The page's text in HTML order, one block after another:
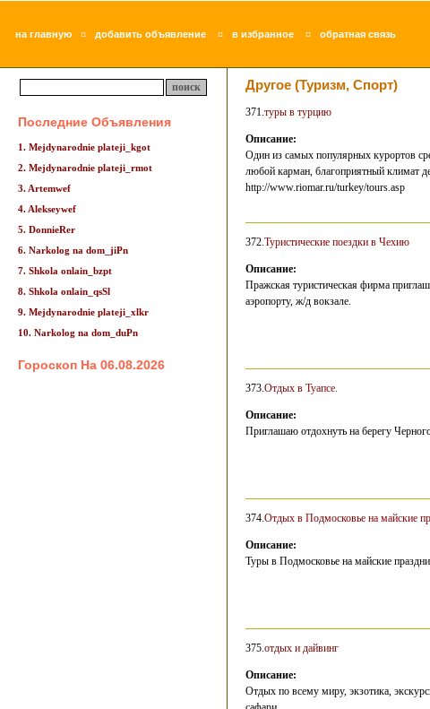
на главную ¤ добавить объявление ¤ в избранное ¤ обратная связь
Последние Объявления
1. Mejdynarodnie plateji_kgot
2. Mejdynarodnie plateji_rmot
3. Artemwef
4. Alekseywef
5. DonnieRer
6. Narkolog na dom_jiPn
7. Shkola onlain_bzpt
8. Shkola onlain_qsSl
9. Mejdynarodnie plateji_xlkr
10. Narkolog na dom_duPn
Гороскоп На 06.08.2026
Другое (Туризм, Спорт)
371.туры в турцию
Описание:
Один из самых популярных курортов
любой карман, благоприятный климат
http://www.riomar.ru/turkey/tours.asp
372.Туристические поездки в Чехию
Описание:
Пражская туристическая фирма
аэропорту, ж/д вокзале.
373.Отдых в Туапсе.
Описание:
Приглашаю отдохнуть на берегу
374.Отдых в Подмосковье на майские
Описание:
Туры в Подмосковье на майские
375.отдых и дайвинг
Описание:
Отдых по всему миру, экзотика,